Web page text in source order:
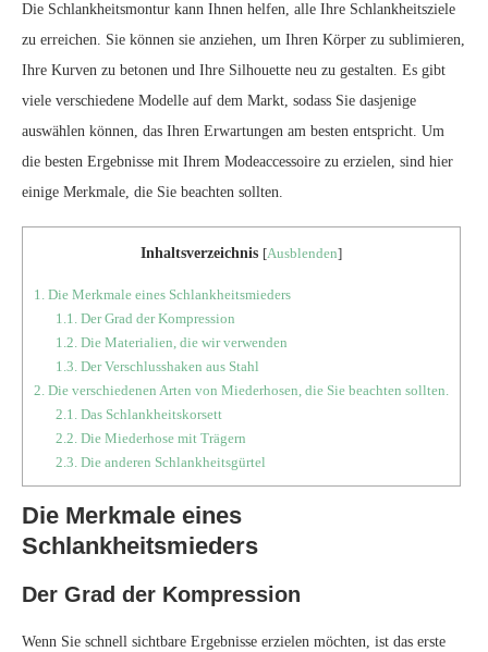
Die Schlankheitsmontur kann Ihnen helfen, alle Ihre Schlankheitsziele
zu erreichen. Sie können sie anziehen, um Ihren Körper zu sublimieren,
Ihre Kurven zu betonen und Ihre Silhouette neu zu gestalten. Es gibt
viele verschiedene Modelle auf dem Markt, sodass Sie dasjenige
auswählen können, das Ihren Erwartungen am besten entspricht. Um
die besten Ergebnisse mit Ihrem Modeaccessoire zu erzielen, sind hier
einige Merkmale, die Sie beachten sollten.
Inhaltsverzeichnis [Ausblenden]
1. Die Merkmale eines Schlankheitsmieders
1.1.Der Grad der Kompression
1.2.Die Materialien, die wir verwenden
1.3.Der Verschlusshaken aus Stahl
2. Die verschiedenen Arten von Miederhosen, die Sie beachten sollten.
2.1.Das Schlankheitskorsett
2.2.Die Miederhose mit Trägern
2.3.Die anderen Schlankheitsgürtel
Die Merkmale eines
Schlankheitsmieders
Der Grad der Kompression
Wenn Sie schnell sichtbare Ergebnisse erzielen möchten, ist das erste